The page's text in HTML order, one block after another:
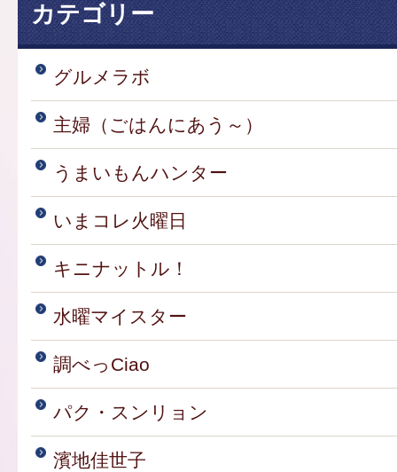
カテゴリー
グルメラボ
主婦（ごはんにあう～）
うまいもんハンター
いまコレ火曜日
キニナットル！
水曜マイスター
調べっCiao
パク・スンリョン
濱地佳世子